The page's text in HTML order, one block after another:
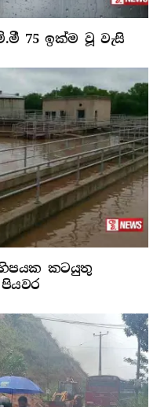
75 ඉක්ම වූ වැසි
කටයුතු